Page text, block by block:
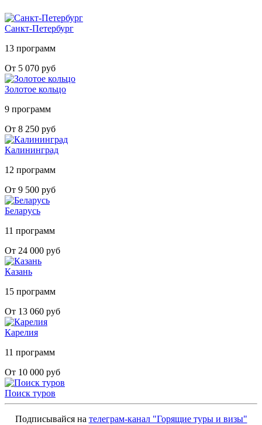
Санкт-Петербург
13 программ
От 5 070 руб
Золотое кольцо
9 программ
От 8 250 руб
Калининград
12 программ
От 9 500 руб
Беларусь
11 программ
От 24 000 руб
Казань
15 программ
От 13 060 руб
Карелия
11 программ
От 10 000 руб
Поиск туров
Подписывайся на телеграм-канал "Горящие туры и визы"